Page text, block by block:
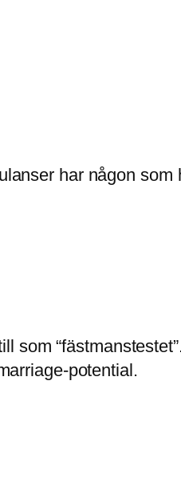
har någon som
som
potential.